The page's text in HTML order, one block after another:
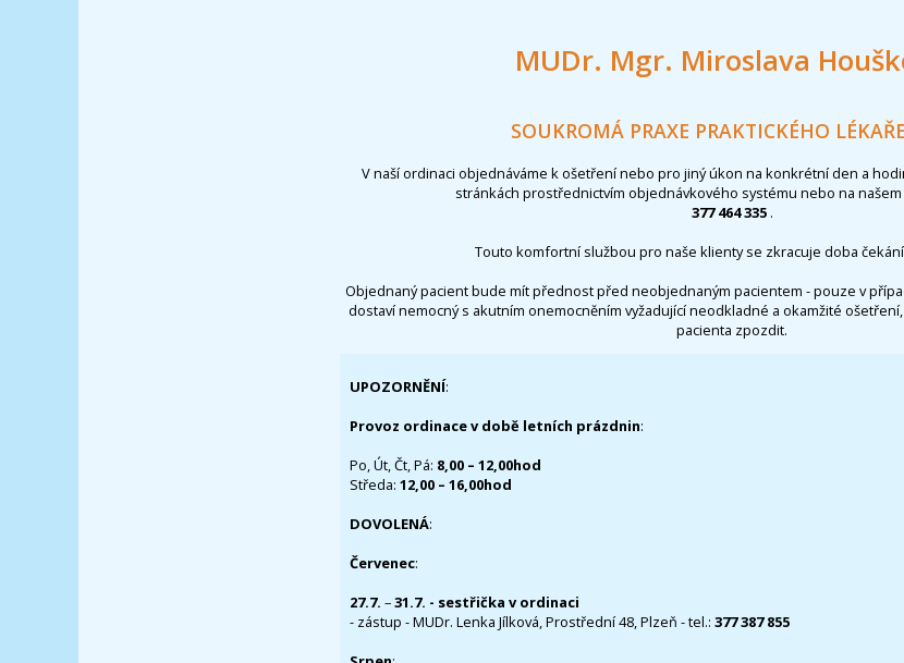
MUDr. Mgr. Miroslava
SOUKROMÁ PRAXE PRAKTICKÉHO
V naší ordinaci objednáváme k ošetření nebo pro jiný úkon na konkrétní den a
stránkách prostřednictvím objednávkového systému nebo na
377 464 335 .
Touto komfortní službou pro naše klienty se zkracuje doba
Objednaný pacient bude mít přednost před neobjednaným pacientem - pouze v
dostaví nemocný s akutním onemocněním vyžadující neodkladné a okamžité
pacienta zpozdit.
UPOZORNĚNÍ:
Provoz ordinace v době letních prázdnin:
Po, Út, Čt, Pá: 8,00 – 12,00hod
Středa: 12,00 – 16,00hod
DOVOLENÁ:
Červenec:
27.7. –31.7. - sestřička v ordinaci
- zástup - MUDr. Lenka Jílková, Prostřední 48, Plzeň - tel.: 377 387 855